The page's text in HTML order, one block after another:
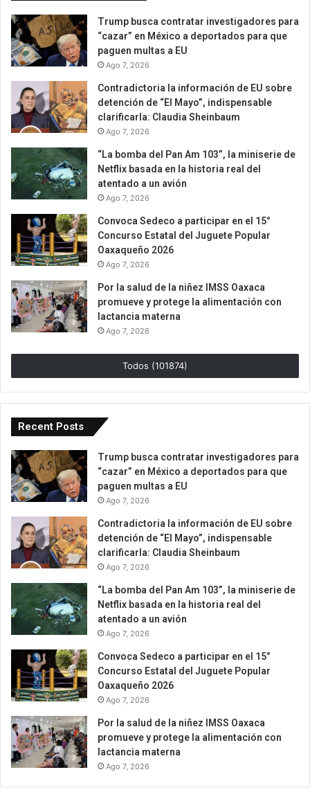
Trump busca contratar investigadores para
“cazar” en México a deportados para que
paguen multas a EU
Ago 7, 2026
Contradictoria la información de EU sobre
detención de “El Mayo”, indispensable
clarificarla: Claudia Sheinbaum
Ago 7, 2026
“La bomba del Pan Am 103”, la miniserie de
Netflix basada en la historia real del
atentado a un avión
Ago 7, 2026
Convoca Sedeco a participar en el 15°
Concurso Estatal del Juguete Popular
Oaxaqueño 2026
Ago 7, 2026
Por la salud de la niñez IMSS Oaxaca
promueve y protege la alimentación con
lactancia materna
Ago 7, 2026
Todos (101874)
Recent Posts
Trump busca contratar investigadores para
“cazar” en México a deportados para que
paguen multas a EU
Ago 7, 2026
Contradictoria la información de EU sobre
detención de “El Mayo”, indispensable
clarificarla: Claudia Sheinbaum
Ago 7, 2026
“La bomba del Pan Am 103”, la miniserie de
Netflix basada en la historia real del
atentado a un avión
Ago 7, 2026
Convoca Sedeco a participar en el 15°
Concurso Estatal del Juguete Popular
Oaxaqueño 2026
Ago 7, 2026
Por la salud de la niñez IMSS Oaxaca
promueve y protege la alimentación con
lactancia materna
Ago 7, 2026